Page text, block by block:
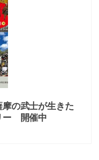
の武士が生きた
ー 開催中